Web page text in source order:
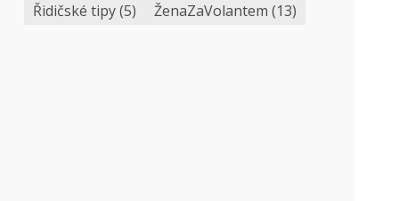
Řidičské tipy(5) ŽenaZaVolantem (13)